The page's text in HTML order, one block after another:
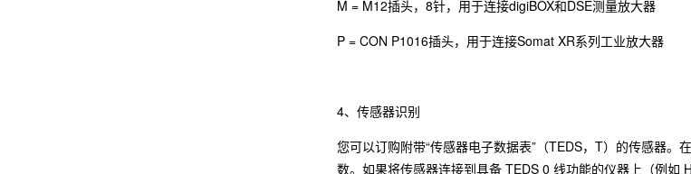
M = M12插头，8针，用于连接digiBOX和DSE测量放大器
P = CON P1016插头，用于连接Somat XR系列工业放大器
4、传感器识别
您可以订购附带“传感器电子数据表”（TEDS，T）的传感器
数。如果将传感器连接到具备 TEDS 0 线功能的仪器上（例